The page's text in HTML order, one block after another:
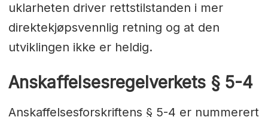
uklarheten driver rettstilstanden i mer
direktekjøpsvennlig retning og at den
utviklingen ikke er heldig.
Anskaffelsesregelverkets § 5-4
Anskaffelsesforskriftens § 5-4 er nummerert